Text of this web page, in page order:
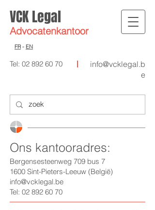
VCK Legal
Advocatenkantoor
Tel: 02 892 60 70
info@vcklegal.b
e
FR - EN
Ons kantooradres:
Bergensesteenweg 709 bus 7
1600 Sint-Pieters-Leeuw (België)
info@vcklegal.be
Tel: 02 892 60 70